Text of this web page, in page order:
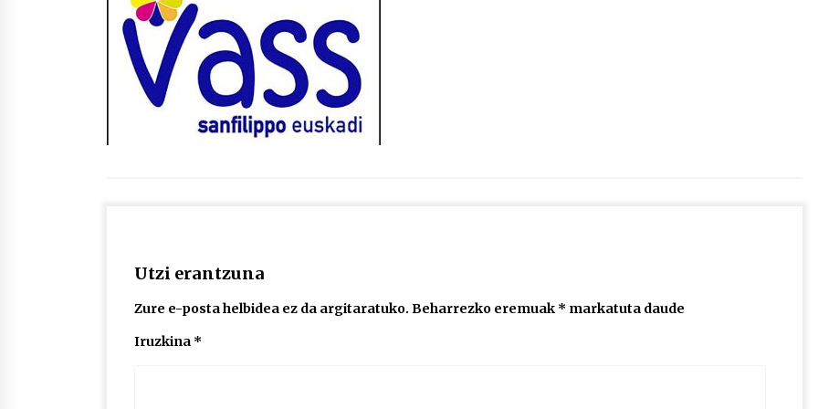
2026/07/16
POTTO: San Pedro jaietako bertso-
saioa
2026/07/09
Utzi erantzuna
Zure e-posta helbidea ez da argitaratuko. Beharrezko eremuak * markatuta daude
Iruzkina *